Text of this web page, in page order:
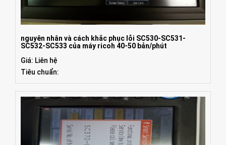
nguyên nhân và cách khắc phục lỗi SC530-SC531-
SC532-SC533 của máy ricoh 40-50 bản/phút
Giá: Liên hệ
Tiêu chuẩn: